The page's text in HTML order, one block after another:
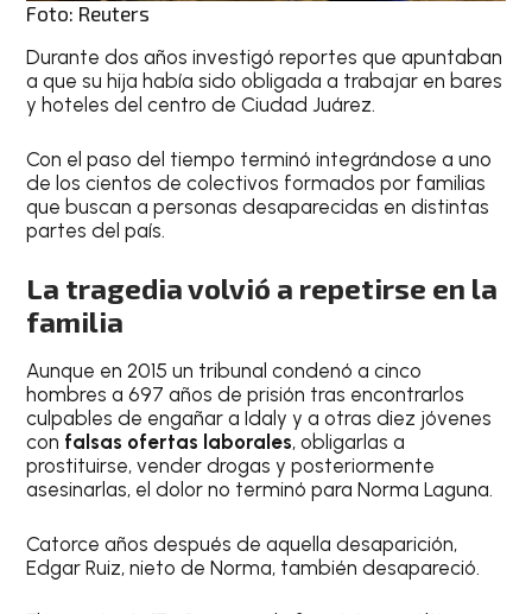
Foto: Reuters
Durante dos años investigó reportes que apuntaban
a que su hija había sido obligada a trabajar en bares
y hoteles del centro de Ciudad Juárez.
Con el paso del tiempo terminó integrándose a uno
de los cientos de colectivos formados por familias
que buscan a personas desaparecidas en distintas
partes del país.
La tragedia volvió a repetirse en la
familia
Aunque en 2015 un tribunal condenó a cinco
hombres a 697 años de prisión tras encontrarlos
culpables de engañar a Idaly y a otras diez jóvenes
con falsas ofertas laborales, obligarlas a
prostituirse, vender drogas y posteriormente
asesinarlas, el dolor no terminó para Norma Laguna.
Catorce años después de aquella desaparición,
Edgar Ruiz, nieto de Norma, también desapareció.